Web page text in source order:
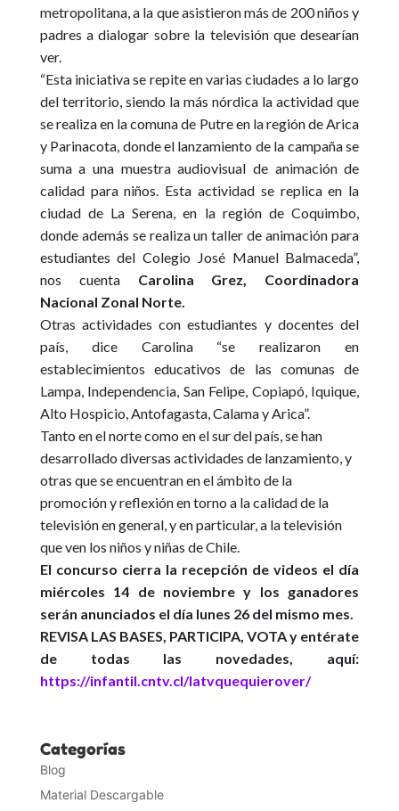
metropolitana, a la que asistieron más de 200 niños y
padres a dialogar sobre la televisión que desearían
ver.
“Esta iniciativa se repite en varias ciudades a lo largo
del territorio, siendo la más nórdica la actividad que
se realiza en la comuna de Putre en la región de Arica
y Parinacota, donde el lanzamiento de la campaña se
suma a una muestra audiovisual de animación de
calidad para niños. Esta actividad se replica en la
ciudad de La Serena, en la región de Coquimbo,
donde además se realiza un taller de animación para
estudiantes del Colegio José Manuel Balmaceda”,
nos cuentaCarolina Grez, Coordinadora
Nacional Zonal Norte.
Otras actividades con estudiantes y docentes del
país, dice Carolina “se realizaron en
establecimientos educativos de las comunas de
Lampa, Independencia, San Felipe, Copiapó, Iquique,
Alto Hospicio, Antofagasta, Calama y Arica”.
Tanto en el norte como en el sur del país, se han
desarrollado diversas actividades de lanzamiento, y
otras que se encuentran en el ámbito de la
promoción y reflexión en torno a la calidad de la
televisión en general, y en particular, a la televisión
que ven los niños y niñas de Chile.
El concurso cierra la recepción de videos el día
miércoles 14 de noviembre y los ganadores
serán anunciados el día lunes 26 del mismo mes.
REVISA LAS BASES, PARTICIPA, VOTA y entérate
de todas las novedades, aquí:
https://infantil.cntv.cl/latvquequierover/
Categorías
Blog
Material Descargable